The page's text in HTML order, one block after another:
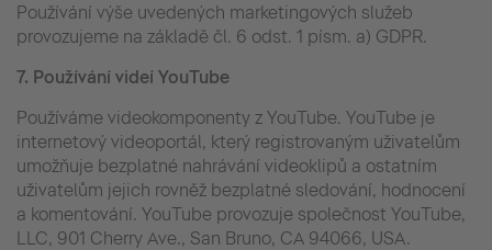
Používání výše uvedených marketingových služeb
provozujeme na základě čl. 6 odst. 1 písm. a) GDPR.
7. Používání videí YouTube
Používáme videokomponenty z YouTube. YouTube je
internetový videoportál, který registrovaným uživatelům
umožňuje bezplatné nahrávání videoklipů a ostatním
uživatelům jejich rovněž bezplatné sledování, hodnocení
a komentování. YouTube provozuje společnost YouTube,
LLC, 901 Cherry Ave., San Bruno, CA 94066, USA.